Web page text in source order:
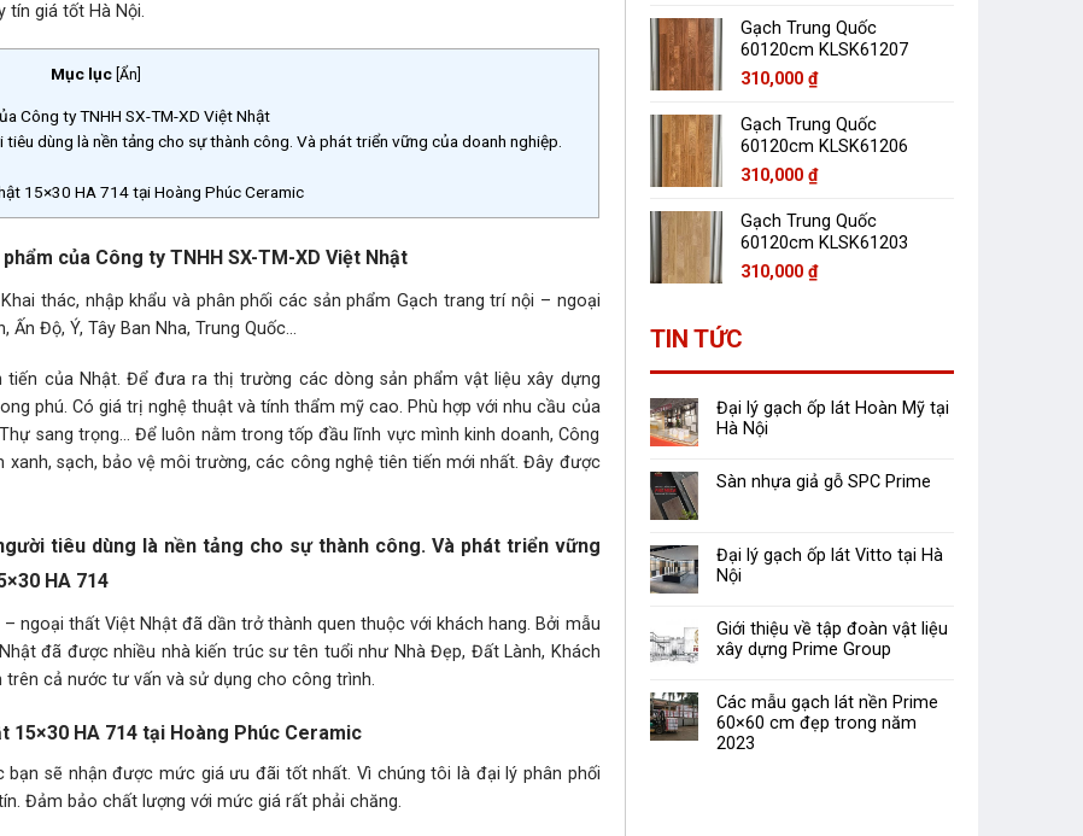
tín giá tốt Hà Nội.
Mục lục Ẩn
Công ty TNHH SX-TM-XD Việt Nhật
dùng là nền tảng cho sự thành công. Và phát triển vững của doanh nghiệp.
15×30 HA 714 tại Hoàng Phúc Ceramic
của Công ty TNHH SX-TM-XD Việt Nhật
thác, nhập khẩu và phân phối các sản phẩm Gạch trang trí nội – ngoại
Độ, Ý, Tây Ban Nha, Trung Quốc…
của Nhật. Để đưa ra thị trường các dòng sản phẩm vật liệu xây dựng
phú. Có giá trị nghệ thuật và tính thẩm mỹ cao. Phù hợp với nhu cầu của
sang trọng… Để luôn nằm trong tốp đầu lĩnh vực mình kinh doanh, Công
sạch, bảo vệ môi trường, các công nghệ tiên tiến mới nhất. Đây được
tiêu dùng là nền tảng cho sự thành công. Và phát triển vững
HA 714
ngoại thất Việt Nhật đã dần trở thành quen thuộc với khách hang. Bởi mẫu
đã được nhiều nhà kiến trúc sư tên tuổi như Nhà Đẹp, Đất Lành, Khách
cả nước tư vấn và sử dụng cho công trình.
15×30 HA 714 tại Hoàng Phúc Ceramic
bạn sẽ nhận được mức giá ưu đãi tốt nhất. Vì chúng tôi là đại lý phân phối
Đảm bảo chất lượng với mức giá rất phải chăng.
Gạch Trung Quốc
60120cm KLSK61207
310,000 ₫
Gạch Trung Quốc
60120cm KLSK61206
310,000 ₫
Gạch Trung Quốc
60120cm KLSK61203
310,000 ₫
TIN TỨC
Đại lý gạch ốp lát Hoàn Mỹ tại
Hà Nội
Sàn nhựa giả gỗ SPC Prime
Đại lý gạch ốp lát Vitto tại Hà
Nội
Giới thiệu về tập đoàn vật liệu
xây dựng Prime Group
Các mẫu gạch lát nền Prime
60×60 cm đẹp trong năm
2023